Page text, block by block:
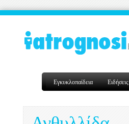
Εγκυκλοπαίδεια Ειδήσεις